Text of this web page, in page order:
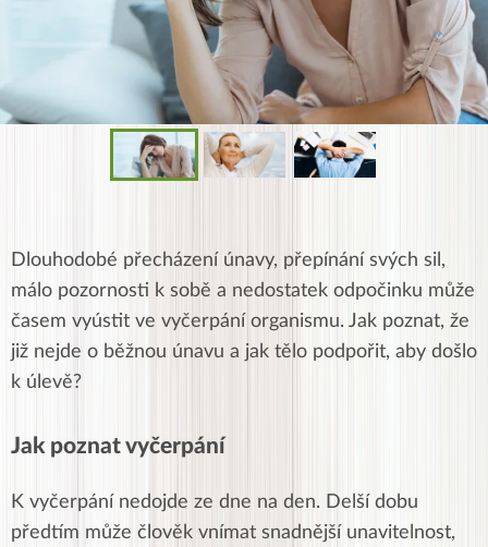
Dlouhodobé přecházení únavy, přepínání svých sil,
málo pozornosti k sobě a nedostatek odpočinku může
časem vyústit ve vyčerpání organismu. Jak poznat, že
již nejde o běžnou únavu a jak tělo podpořit, aby došlo
k úlevě?
Jak poznat vyčerpání
K vyčerpání nedojde ze dne na den. Delší dobu
předtím může člověk vnímat snadnější unavitelnost,